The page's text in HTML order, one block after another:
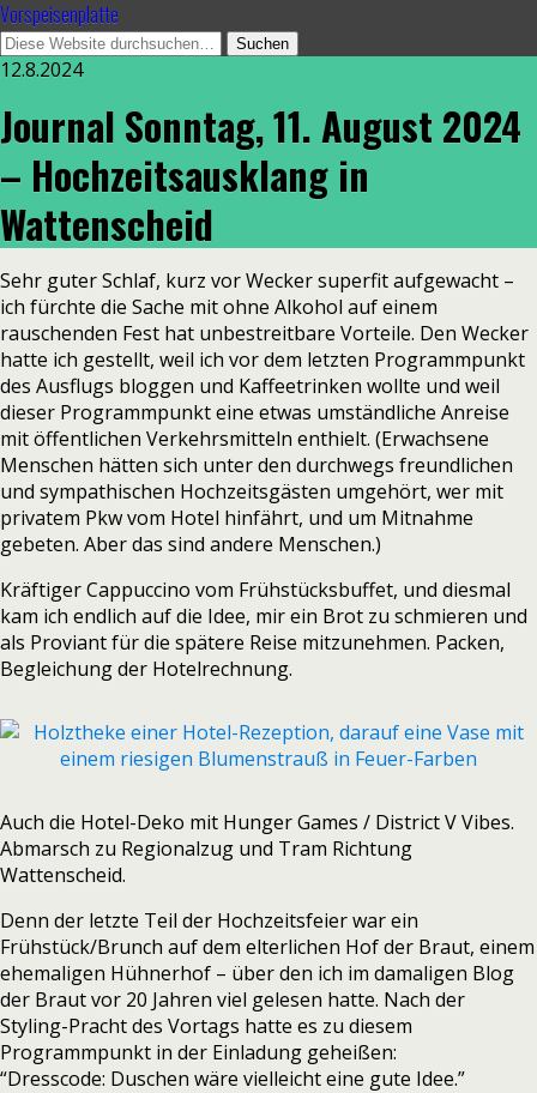
Vorspeisenplatte
12.8.2024
Journal Sonntag, 11. August 2024
– Hochzeitsausklang in
Wattenscheid
Sehr guter Schlaf, kurz vor Wecker superfit aufgewacht –
ich fürchte die Sache mit ohne Alkohol auf einem
rauschenden Fest hat unbestreitbare Vorteile. Den Wecker
hatte ich gestellt, weil ich vor dem letzten Programmpunkt
des Ausflugs bloggen und Kaffeetrinken wollte und weil
dieser Programmpunkt eine etwas umständliche Anreise
mit öffentlichen Verkehrsmitteln enthielt. (Erwachsene
Menschen hätten sich unter den durchwegs freundlichen
und sympathischen Hochzeitsgästen umgehört, wer mit
privatem Pkw vom Hotel hinfährt, und um Mitnahme
gebeten. Aber das sind andere Menschen.)
Kräftiger Cappuccino vom Frühstücksbuffet, und diesmal
kam ich endlich auf die Idee, mir ein Brot zu schmieren und
als Proviant für die spätere Reise mitzunehmen. Packen,
Begleichung der Hotelrechnung.
Auch die Hotel-Deko mit Hunger Games / District V Vibes.
Abmarsch zu Regionalzug und Tram Richtung
Wattenscheid.
Denn der letzte Teil der Hochzeitsfeier war ein
Frühstück/Brunch auf dem elterlichen Hof der Braut, einem
ehemaligen Hühnerhof – über den ich im damaligen Blog
der Braut vor 20 Jahren viel gelesen hatte. Nach der
Styling-Pracht des Vortags hatte es zu diesem
Programmpunkt in der Einladung geheißen:
“Dresscode: Duschen wäre vielleicht eine gute Idee.”